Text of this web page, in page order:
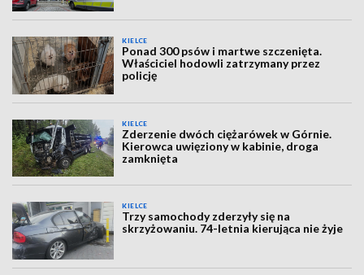
KIELCE
Ponad 300 psów i martwe szczenięta.
Właściciel hodowli zatrzymany przez
policję
KIELCE
Zderzenie dwóch ciężarówek w Górnie.
Kierowca uwięziony w kabinie, droga
zamknięta
KIELCE
Trzy samochody zderzyły się na
skrzyżowaniu. 74-letnia kierująca nie żyje